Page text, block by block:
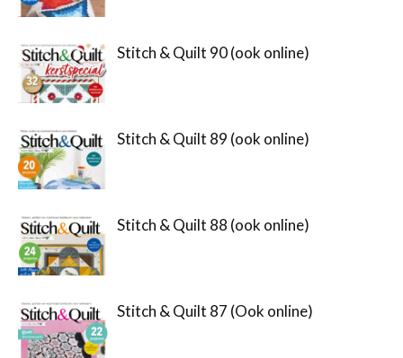
Stitch & Quilt 90 (ook online)
Stitch & Quilt 89 (ook online)
Stitch & Quilt 88 (ook online)
Stitch & Quilt 87 (Ook online)